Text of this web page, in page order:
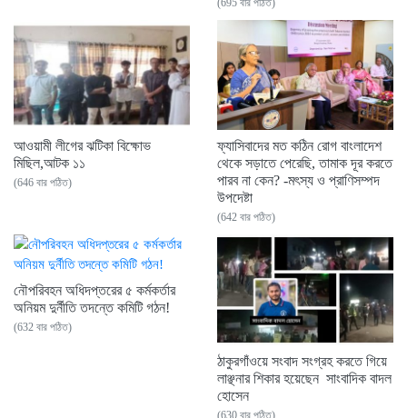
(695 বার পঠিত)
আওয়ামী লীগের ঝটিকা বিক্ষোভ
মিছিল,আটক ১১
(646 বার পঠিত)
ফ্যাসিবাদের মত কঠিন রোগ বাংলাদেশ
থেকে সড়াতে পেরেছি, তামাক দূর করতে
পারব না কেন? -মৎস্য ও প্রাণিসম্পদ
উপদেষ্টা
(642 বার পঠিত)
নৌপরিবহন অধিদপ্তরের ৫ কর্মকর্তার
অনিয়ম দুর্নীতি তদন্তে কমিটি গঠন!
(632 বার পঠিত)
ঠাকুরগাঁওয়ে সংবাদ সংগ্রহ করতে গিয়ে
লাঞ্ছনার শিকার হয়েছেন সাংবাদিক বাদল
হোসেন
(630 বার পঠিত)